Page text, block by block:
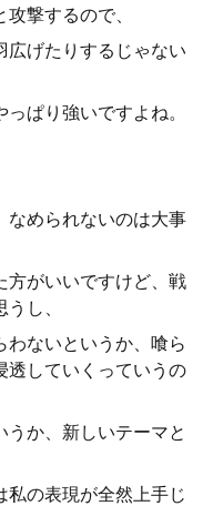
撃するので、
広げたりするじゃない
ぱり強いですよね。
なめられないのは大事
方がいいですけど、戦
し、
わないというか、喰ら
透していくっていうの
か、新しいテーマと
私の表現が全然上手じ